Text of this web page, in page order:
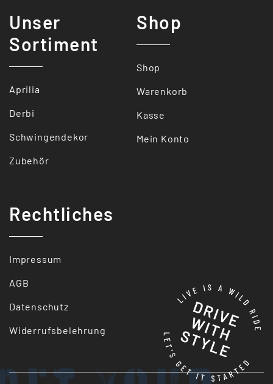
Unser
Sortiment
Aprilia
Derbi
Schwingendekor
Zubehör
Shop
Shop
Warenkorb
Kasse
Mein Konto
Rechtliches
Impressum
AGB
Datenschutz
Widerrufsbelehrung